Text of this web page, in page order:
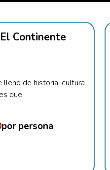
Continente
lleno de historia, cultura
que
por persona